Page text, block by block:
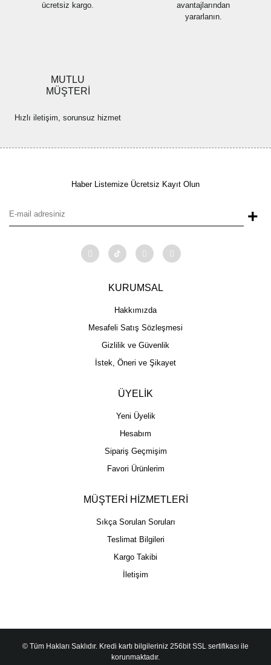
ücretsiz kargo.
avantajlarından
yararlanın.
MUTLU
MÜŞTERİ
Hızlı iletişim, sorunsuz hizmet
Haber Listemize Ücretsiz Kayıt Olun
+
KURUMSAL
Hakkımızda
Mesafeli Satış Sözleşmesi
Gizlilik ve Güvenlik
İstek, Öneri ve Şikayet
ÜYELİK
Yeni Üyelik
Hesabım
Sipariş Geçmişim
Favori Ürünlerim
MÜŞTERİ HİZMETLERİ
Sıkça Sorulan Soruları
Teslimat Bilgileri
Kargo Takibi
İletişim
© Tüm Hakları Saklıdır. Kredi kartı bilgileriniz 256bit SSL sertifikası ile
korunmaktadır.